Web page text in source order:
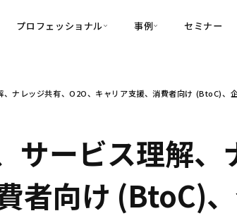
育成
・Commune
盤
（旧：
プロフェッショナル
・Customer-Led Growth
事例
導入事例
セミナー
、ナレッジ共有、O2O、キャリア支援、消費者向け (BtoC)、
ービス理解、
者向け (BtoC)